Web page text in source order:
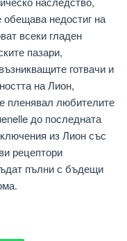
недостиг на
всеки гладен
пазари,
готвачи и
на Лион,
пленявал любителите
до последната
из Лион със
рецептори
пълни с бъдещи